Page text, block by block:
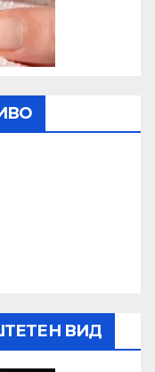
ВИД